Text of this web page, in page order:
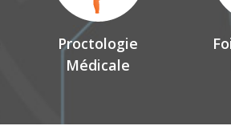
Proctologie
Médicale